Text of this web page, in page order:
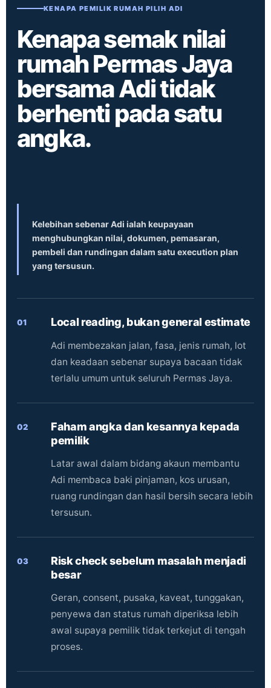
KENAPA PEMILIK RUMAH PILIH ADI
Kenapa semak nilai
rumah Permas Jaya
bersama Adi tidak
berhenti pada satu
angka.
Kelebihan sebenar Adi ialah keupayaan
menghubungkan nilai, dokumen, pemasaran,
pembeli dan rundingan dalam satu execution plan
yang tersusun.
01 Local reading, bukan general estimate
Adi membezakan jalan, fasa, jenis rumah, lot
dan keadaan sebenar supaya bacaan tidak
terlalu umum untuk seluruh Permas Jaya.
02
Faham angka dan kesannya kepada
pemilik
Latar awal dalam bidang akaun membantu
Adi membaca baki pinjaman, kos urusan,
ruang rundingan dan hasil bersih secara lebih
tersusun.
03
Risk check sebelum masalah menjadi
besar
Geran, consent, pusaka, kaveat, tunggakan,
penyewa dan status rumah diperiksa lebih
awal supaya pemilik tidak terkejut di tengah
proses.